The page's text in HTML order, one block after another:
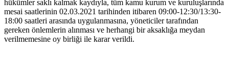
hükümler saklı kalmak kaydıyla, tüm kamu kurum ve kuruluşlarında
mesai saatlerinin 02.03.2021 tarihinden itibaren 09:00-12:30/13:30-
18:00 saatleri arasında uygulanmasına, yöneticiler tarafından
gereken önlemlerin alınması ve herhangi bir aksaklığa meydan
verilmemesine oy birliği ile karar verildi.